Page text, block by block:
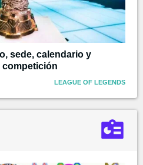
sede, calendario y
competición
LEAGUE OF LEGENDS